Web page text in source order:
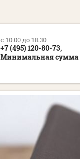
c 10.00 до 18.30
+7 (495) 120-80-73,
Минимальная сумма